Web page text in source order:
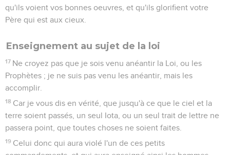
qu'ils voient vos bonnes oeuvres, et qu'ils glorifient votre
Père qui est aux cieux.
Enseignement au sujet de la loi
17 Ne croyez pas que je sois venu anéantir la Loi, ou les
Prophètes ; je ne suis pas venu les anéantir, mais les
accomplir.
18 Car je vous dis en vérité, que jusqu'à ce que le ciel et la
terre soient passés, un seul Iota, ou un seul trait de lettre ne
passera point, que toutes choses ne soient faites.
19 Celui donc qui aura violé l'un de ces petits